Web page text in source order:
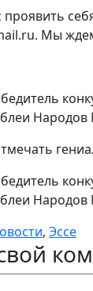
проявить
Мы
, Эссе